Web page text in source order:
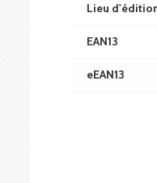
Lieu
EAN13
eEAN13